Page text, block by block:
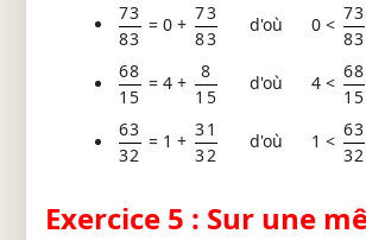
73
83
= 0 +
73
83
d'où 0 <
73
83
68
15
= 4 +
8
15
d'où 4 <
68
15
63
32
= 1 +
31
32
d'où 1 <
63
32
Exercice 5 : Sur une